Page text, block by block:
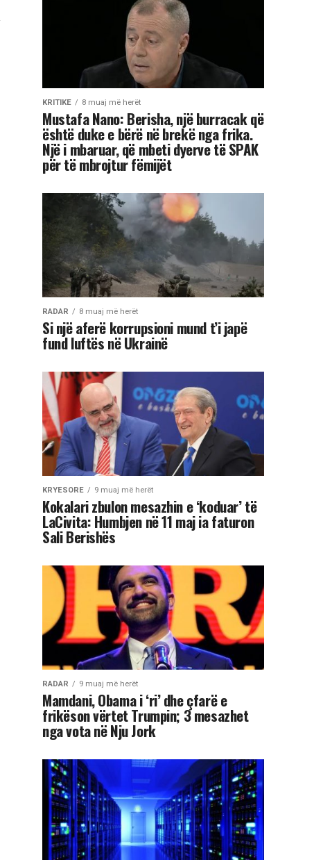
KRITIKE 8 muaj më herët
Mustafa Nano: Berisha, një burracak që
është duke e bërë në brekë nga frika.
Një i mbaruar, që mbeti dyerve të SPAK
për të mbrojtur fëmijët
RADAR 8 muaj më herët
Si një aferë korrupsioni mund t’i japë
fund luftës në Ukrainë
KRYESORE 9 muaj më herët
Kokalari zbulon mesazhin e ‘koduar’ të
LaCivita: Humbjen në 11 maj ia faturon
Sali Berishës
RADAR 9 muaj më herët
Mamdani, Obama i ‘ri’ dhe çfarë e
frikëson vërtet Trumpin; 3 mesazhet
nga vota në Nju Jork